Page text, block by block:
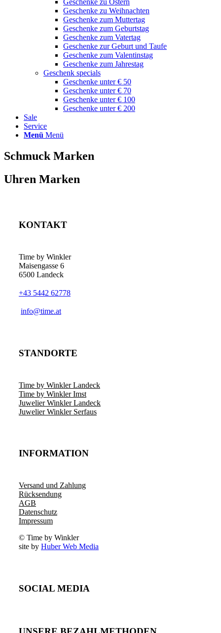
Geschenke zu Ostern
Geschenke zu Weihnachten
Geschenke zum Muttertag
Geschenke zum Geburtstag
Geschenke zum Vatertag
Geschenke zur Geburt und Taufe
Geschenke zum Valentinstag
Geschenke zum Jahrestag
Geschenk specials
Geschenke unter € 50
Geschenke unter € 70
Geschenke unter € 100
Geschenke unter € 200
Sale
Service
Menü Menü
Schmuck Marken
Uhren Marken
KONTAKT
Time by Winkler
Maisengasse 6
6500 Landeck
+43 5442 62778
­info@time.at
STANDORTE
Time by Winkler Landeck
Time by Winkler Imst
Juwelier Winkler Landeck
Juwelier Winkler Serfaus
INFORMATION
Versand und Zahlung
Rücksendung
AGB
Datenschutz
Impressum
© Time by Winkler
site by Huber Web Media
SOCIAL MEDIA